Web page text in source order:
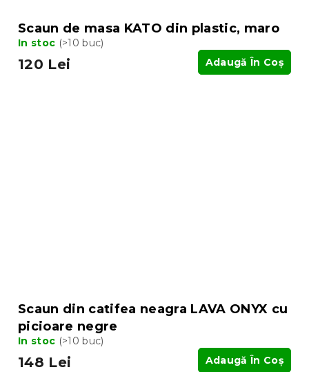
Scaun de masa KATO din plastic, maro
In stoc (>10 buc)
120 Lei Adaugă În Coş
Scaun din catifea neagra LAVA ONYX cu
picioare negre
In stoc (>10 buc)
148 Lei Adaugă În Coş